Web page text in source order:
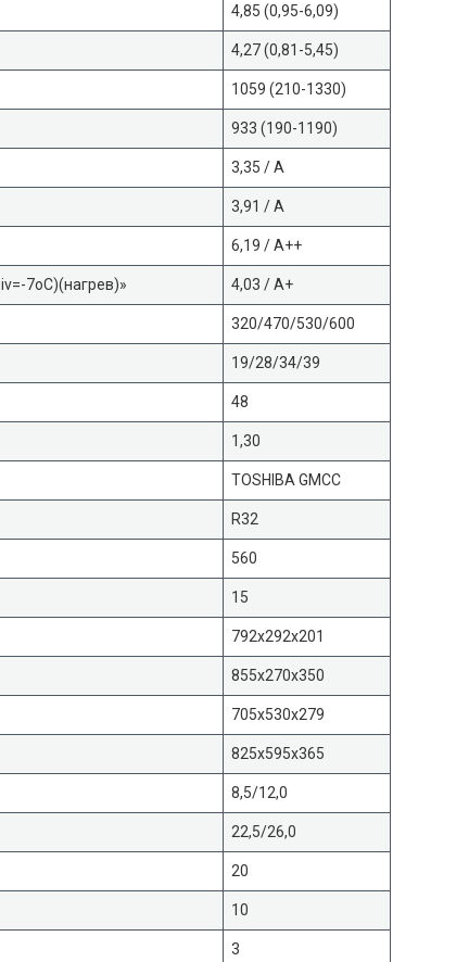
4,85 (0,95-6,09)
4,27 (0,81-5,45)
1059 (210-1330)
933 (190-1190)
3,35 / A
3,91 / A
6,19 / A++
7oC)(нагрев)» 4,03 / A+
320/470/530/600
19/28/34/39
48
1,30
TOSHIBA GMCC
R32
560
15
792x292x201
855x270x350
705x530x279
825x595x365
8,5/12,0
22,5/26,0
20
10
3